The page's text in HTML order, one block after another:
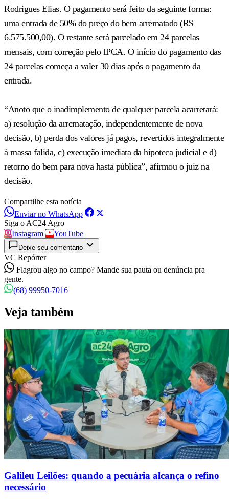
Rodrigues Elias. O pagamento será feito da seguinte forma:
uma entrada de 50% do preço do bem arrematado (R$
6.575.500,00). O restante será parcelado em 24 parcelas
mensais, com correção pelo IPCA. O início do pagamento das
24 parcelas começa a valer 30 dias após o pagamento da
entrada.
“Anoto que o inadimplemento de qualquer parcela acarretará:
a) resolução da arrematação, independentemente de nova
decisão, b) perda dos valores já pagos, revertidos integralmente
à massa falida, c) execução imediata da hipoteca judicial e d)
retorno do bem para nova hasta pública”, afirmou o juiz na
decisão.
Compartilhe esta notícia
Enviar no WhatsApp
Siga o AC24 Agro
Instagram
YouTube
Deixe seu comentário
VC Repórter
Flagrou algo no campo? Mande sua pauta ou denúncia pra
gente.
(68) 99950-7016
Veja também
Galileu Leilões: quando a pecuária alcança o refino
necessário